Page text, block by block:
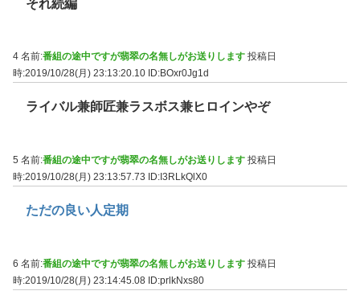
それ続編
4 名前:番組の途中ですが翡翠の名無しがお送りします 投稿日
時:2019/10/28(月) 23:13:20.10 ID:BOxr0Jg1d
ライバル兼師匠兼ラスボス兼ヒロインやぞ
5 名前:番組の途中ですが翡翠の名無しがお送りします 投稿日
時:2019/10/28(月) 23:13:57.73
ID:I3RLkQlX0
ただの良い人定期
6 名前:番組の途中ですが翡翠の名無しがお送りします 投稿日
時:2019/10/28(月) 23:14:45.08 ID:prlkNxs80